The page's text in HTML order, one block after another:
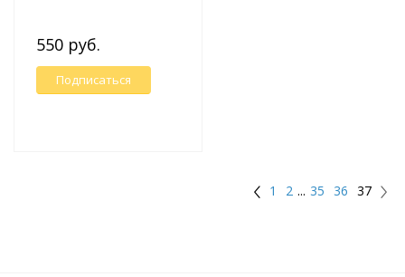
550 руб.
Подписаться
1 2 ... 35 36 37